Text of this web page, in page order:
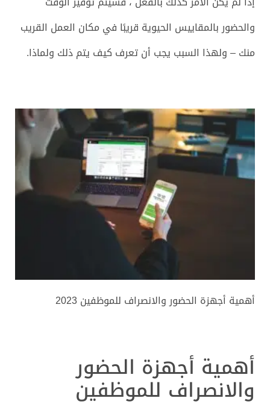
والحضور بالمقاييس الحيوية قريبًا في مكان العمل القريب
منك – ولهذا السبب يجب أن تعرف كيف يتم ذلك ولماذا.
أهمية أجهزة الحضور والانصراف للموظفين 2023
أهمية أجهزة الحضور
والانصراف للموظفين